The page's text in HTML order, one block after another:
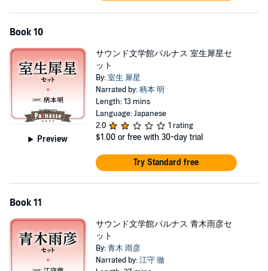
Book 10
Preview
サウンド文学館パルナス 室生犀星セ
ット
By:室生 犀星
Narrated by:柄本 明
Length: 13 mins
Language: Japanese
2.0
1 rating
$1.00 or free with 30-day trial
Try Standard free
Book 11
サウンド文学館パルナス 青木雨彦セ
ット
By:青木 雨彦
Narrated by:江守 徹